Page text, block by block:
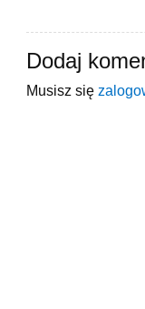
Dodaj
Musisz się